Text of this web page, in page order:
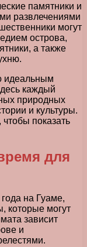
памятники и
развлечениями
могут
острова,
а также
идеальным
каждый
природных
и культуры.
показать
для
на Гуаме,
которые могут
зависит
и